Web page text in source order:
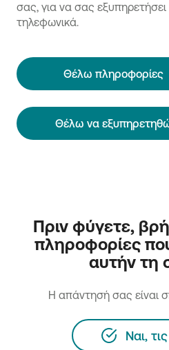
σας, για να σας εξυπηρετήσει
τηλεφωνικά.
Θέλω πληροφορίες
Θέλω να
Πριν φύγετε,
πληροφορίες
αυτήν τη
H απάντησή σας είναι
Ναι,